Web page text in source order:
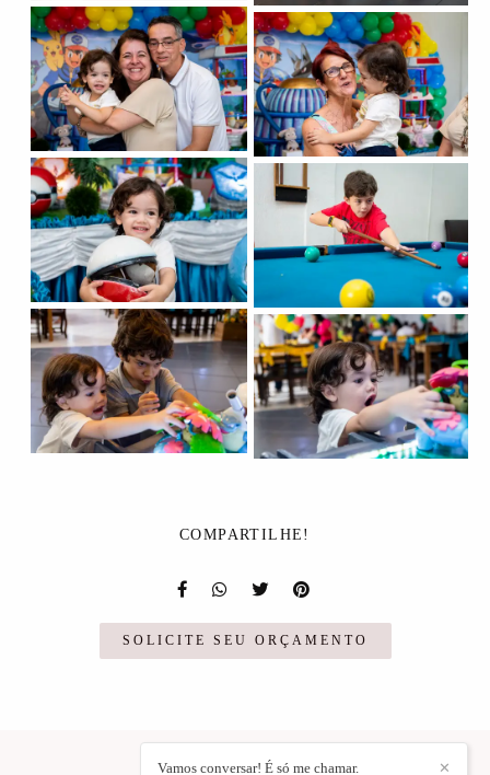
COMPARTILHE!
SOLICITE SEU ORÇAMENTO
✕
Vamos conversar! É só me chamar.